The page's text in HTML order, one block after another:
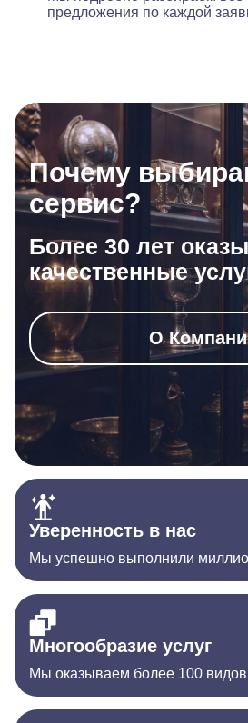
предложения по каждой
Почему
сервис?
Более 30 лет
качественные
О
Уверенность в нас
Мы успешно выполнили
Многообразие услуг
Мы оказываем более 100 видов